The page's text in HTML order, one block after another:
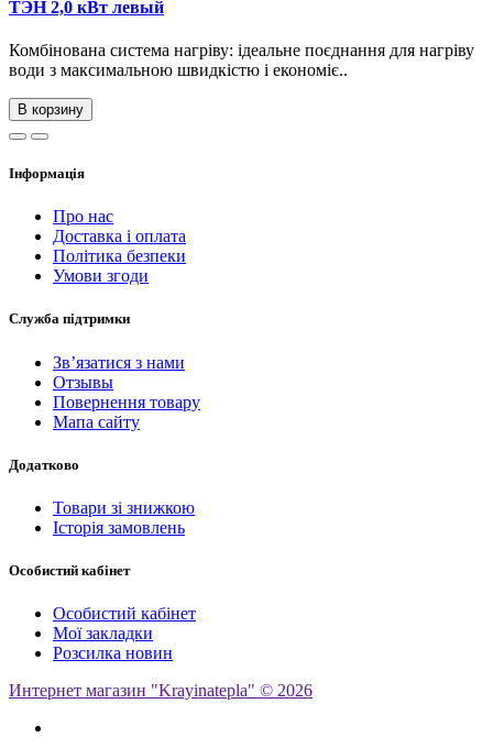
ТЭН 2,0 кВт левый
Комбінована система нагріву: ідеальне поєднання для нагріву
води з максимальною швидкістю і економіє..
В корзину
Інформація
Про нас
Доставка і оплата
Політика безпеки
Умови згоди
Служба підтримки
Зв’язатися з нами
Отзывы
Повернення товару
Мапа сайту
Додатково
Товари зі знижкою
Історія замовлень
Особистий кабінет
Особистий кабінет
Мої закладки
Розсилка новин
Интернет магазин "Krayinatepla" © 2026